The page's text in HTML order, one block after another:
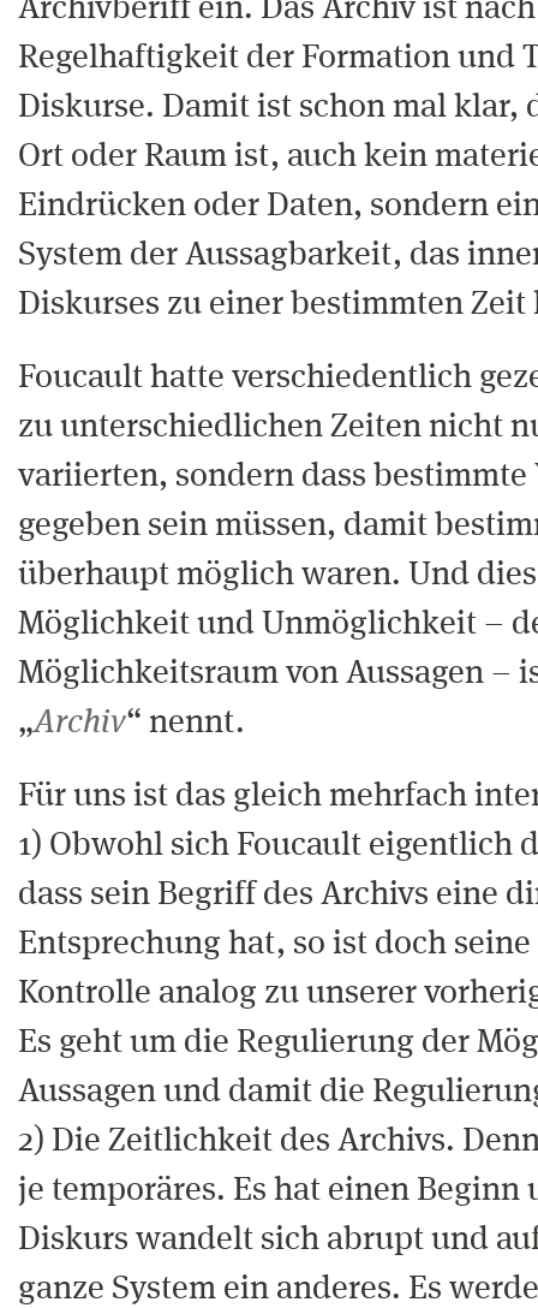
Archivberiff ein. Das Archiv ist
Regelhaftigkeit der Formation und
Diskurse. Damit ist schon mal klar,
Ort oder Raum ist, auch kein
Eindrücken oder Daten, sondern
System der Aussagbarkeit, das
Diskurses zu einer bestimmten Zeit
Foucault hatte verschiedentlich
zu unterschiedlichen Zeiten nicht
variierten, sondern dass bestimmte
gegeben sein müssen, damit
überhaupt möglich waren. Und
Möglichkeit und Unmöglichkeit –
Möglichkeitsraum von Aussagen –
„Archiv“ nennt.
Für uns ist das gleich mehrfach
1) Obwohl sich Foucault eigentlich
dass sein Begriff des Archivs eine
Entsprechung hat, so ist doch
Kontrolle analog zu unserer
Es geht um die Regulierung der
Aussagen und damit die
2) Die Zeitlichkeit des Archivs.
je temporäres. Es hat einen Beginn
Diskurs wandelt sich abrupt und
ganze System ein anderes. Es